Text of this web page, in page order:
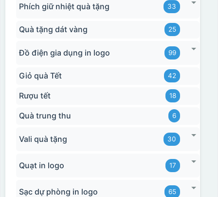
Phích giữ nhiệt quà tặng 33
Quà tặng dát vàng 25
Đồ điện gia dụng in logo 99
Giỏ quà Tết 42
Rượu tết 18
Quà trung thu 6
Vali quà tặng 30
Quạt in logo 17
Sạc dự phòng in logo 65